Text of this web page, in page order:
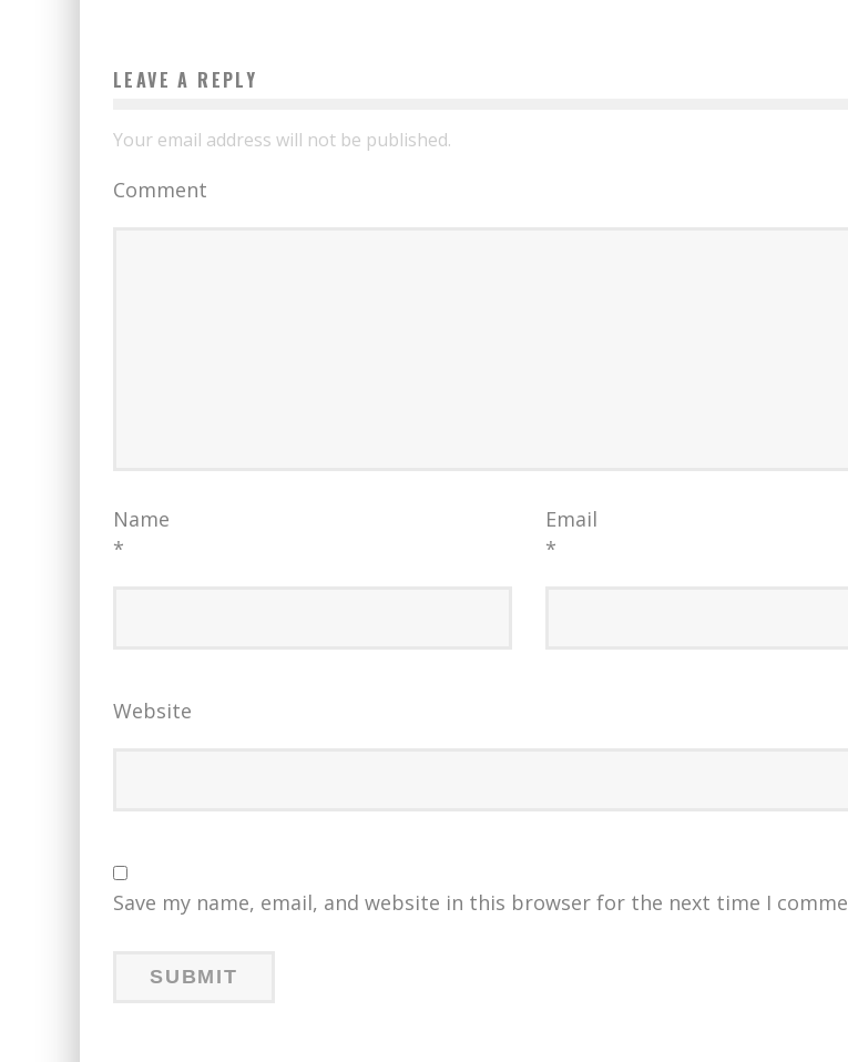
LEAVE A REPLY
Your email address will not be published.
Comment
Name
*
Email
*
Website
Save my name, email, and website in this browser for the next time I